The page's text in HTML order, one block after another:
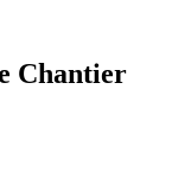
Chantier